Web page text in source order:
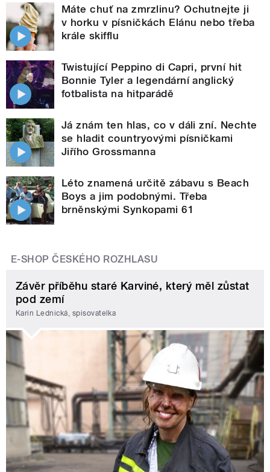
Máte chuť na zmrzlinu? Ochutnejte ji
v horku v písničkách Elánu nebo třeba
krále skifflu
Twistující Peppino di Capri, první hit
Bonnie Tyler a legendární anglický
fotbalista na hitparádě
Já znám ten hlas, co v dáli zní. Nechte
se hladit countryovými písničkami
Jiřího Grossmanna
Léto znamená určitě zábavu s Beach
Boys a jim podobnými. Třeba
brněnskými Synkopami 61
E-SHOP ČESKÉHO ROZHLASU
Závěr příběhu staré Karviné, který měl zůstat
pod zemí
Karin Lednická, spisovatelka